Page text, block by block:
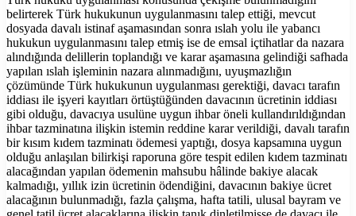
belirterek Türk hukukunun uygulanmasını talep ettiği, mevcut
dosyada davalı istinaf aşamasından sonra ıslah yolu ile yabancı
hukukun uygulanmasını talep etmiş ise de emsal içtihatlar da nazara
alındığında delillerin toplandığı ve karar aşamasına gelindiği safhada
yapılan ıslah işleminin nazara alınmadığını, uyuşmazlığın
çözümünde Türk hukukunun uygulanması gerektiği, davacı tarafın
iddiası ile işyeri kayıtları örtüştüğünden davacının ücretinin iddiası
gibi olduğu, davacıya usulüne uygun ihbar öneli kullandırıldığından
ihbar tazminatına ilişkin istemin reddine karar verildiği, davalı tarafın
bir kısım kıdem tazminatı ödemesi yaptığı, dosya kapsamına uygun
olduğu anlaşılan bilirkişi raporuna göre tespit edilen kıdem tazminatı
alacağından yapılan ödemenin mahsubu hâlinde bakiye alacak
kalmadığı, yıllık izin ücretinin ödendiğini, davacının bakiye ücret
alacağının bulunmadığı, fazla çalışma, hafta tatili, ulusal bayram ve